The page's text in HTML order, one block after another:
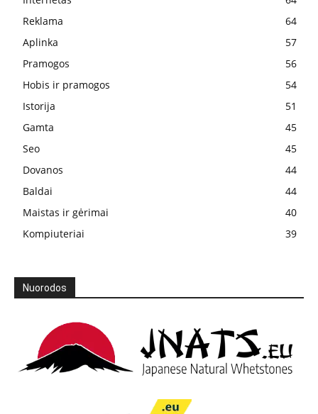
Reklama
64
Aplinka
57
Pramogos
56
Hobis ir pramogos
54
Istorija
51
Gamta
45
Seo
45
Dovanos
44
Baldai
44
Maistas ir gėrimai
40
Kompiuteriai
39
Nuorodos